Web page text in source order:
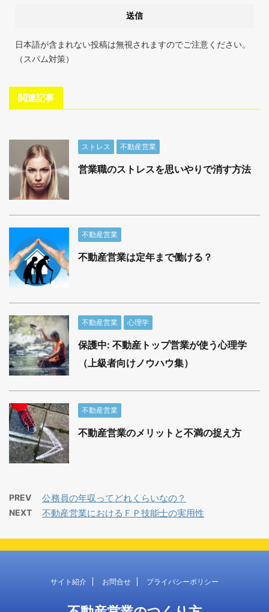
日本語が含まれない投稿は無視されますのでご注意ください。
（スパム対策）
関連記事
ストレス 不動産営業
営業職のストレスを思いやりで消す方法
不動産営業
不動産営業は定年まで働ける？
不動産営業 心理学
保護中: 不動産トップ営業が使う心理学
（上級者向けノウハウ集）
不動産営業
不動産営業のメリットと不満の捉え方
PREV 公務員の年収ってどれくらいなの？
NEXT 不動産営業におけるＦＰ技能士の実用性
サイト紹介 お問合せ プライバシーポリシー